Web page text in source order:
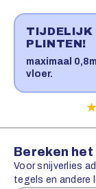
TIJDELIJK
PLINTEN!
maximaal
vloer.
Bereken
Voor snijverlies
tegels en andere